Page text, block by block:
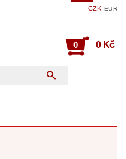
CZK EUR
0 0 Kč